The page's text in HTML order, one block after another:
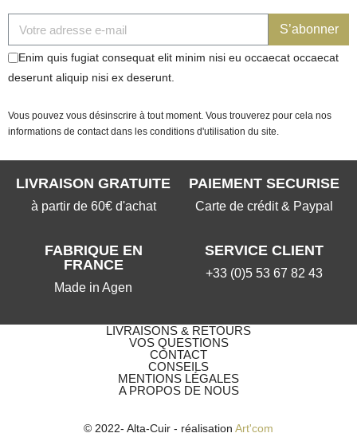
S’abonner
Enim quis fugiat consequat elit minim nisi eu occaecat occaecat
deserunt aliquip nisi ex deserunt.
Vous pouvez vous désinscrire à tout moment. Vous trouverez pour cela nos
informations de contact dans les conditions d'utilisation du site.
LIVRAISON GRATUITE
à partir de 60€ d'achat
PAIEMENT SECURISE
Carte de crédit & Paypal
FABRIQUE EN
FRANCE
Made in Agen
SERVICE CLIENT
+33 (0)5 53 67 82 43
LIVRAISONS & RETOURS
VOS QUESTIONS​
CONTACT
CONSEILS
MENTIONS LÉGALES
A PROPOS DE NOUS
© 2022- Alta-Cuir - réalisation Art'com